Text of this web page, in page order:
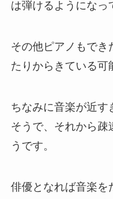
は弾けるようになっ
その他ピアノもでき
たりからきている可
ちなみに音楽が近す
そうで、それから疎
うです。
俳優となれば音楽を